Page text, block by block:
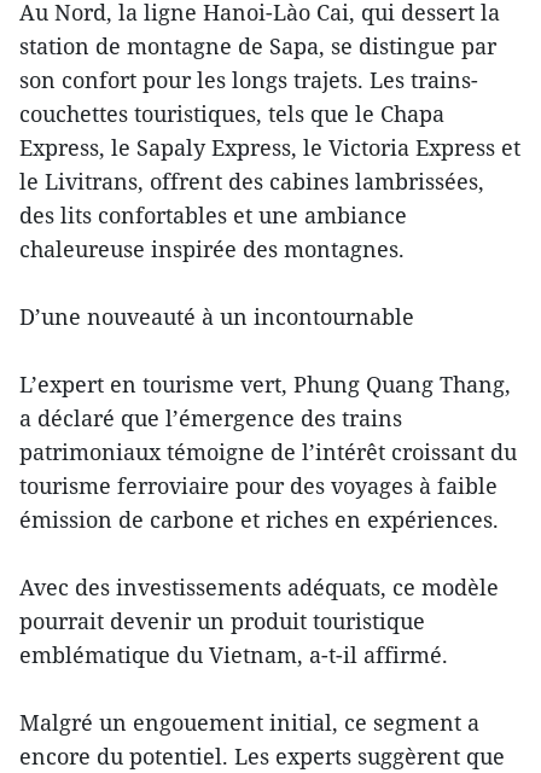
Au Nord, la ligne Hanoi-Lào Cai, qui dessert la
station de montagne de Sapa, se distingue par
son confort pour les longs trajets. Les trains-
couchettes touristiques, tels que le Chapa
Express, le Sapaly Express, le Victoria Express et
le Livitrans, offrent des cabines lambrissées,
des lits confortables et une ambiance
chaleureuse inspirée des montagnes.
D’une nouveauté à un incontournable
L’expert en tourisme vert, Phung Quang Thang,
a déclaré que l’émergence des trains
patrimoniaux témoigne de l’intérêt croissant du
tourisme ferroviaire pour des voyages à faible
émission de carbone et riches en expériences.
Avec des investissements adéquats, ce modèle
pourrait devenir un produit touristique
emblématique du Vietnam, a-t-il affirmé.
Malgré un engouement initial, ce segment a
encore du potentiel. Les experts suggèrent que